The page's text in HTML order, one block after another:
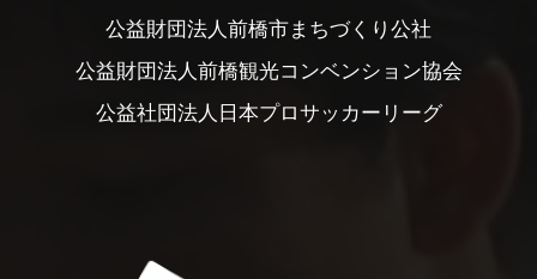
公益財団法人前橋市まちづくり公社
公益財団法人前橋観光コンベンション協会
公益社団法人日本プロサッカーリーグ